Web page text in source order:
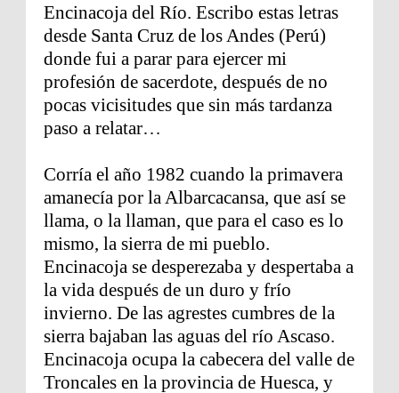
Encinacoja del Río. Escribo estas letras
desde Santa Cruz de los Andes (Perú)
donde fui a parar para ejercer mi
profesión de sacerdote, después de no
pocas vicisitudes que sin más tardanza
paso a relatar…
Corría el año 1982 cuando la primavera
amanecía por la Albarcacansa, que así se
llama, o la llaman, que para el caso es lo
mismo, la sierra de mi pueblo.
Encinacoja se desperezaba y despertaba a
la vida después de un duro y frío
invierno. De las agrestes cumbres de la
sierra bajaban las aguas del río Ascaso.
Encinacoja ocupa la cabecera del valle de
Troncales en la provincia de Huesca, y